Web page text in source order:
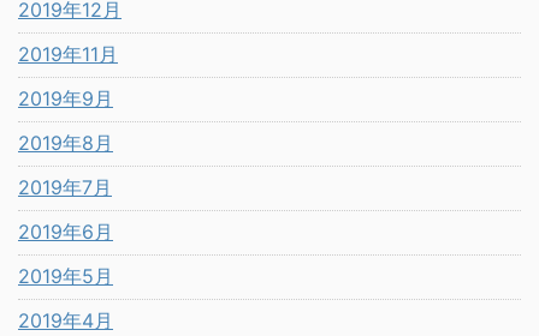
2019年12月
2019年11月
2019年9月
2019年8月
2019年7月
2019年6月
2019年5月
2019年4月